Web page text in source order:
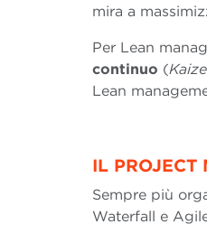
mira a
Per Lean
continuo (
Lean
IL PROJECT
Sempre più
Waterfall e